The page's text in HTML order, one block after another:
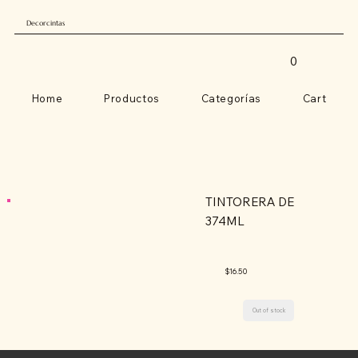
Decorcintas
Home Productos Categorías Cart
0
Out of stock
TINTORERA DE
374ML
$16.50